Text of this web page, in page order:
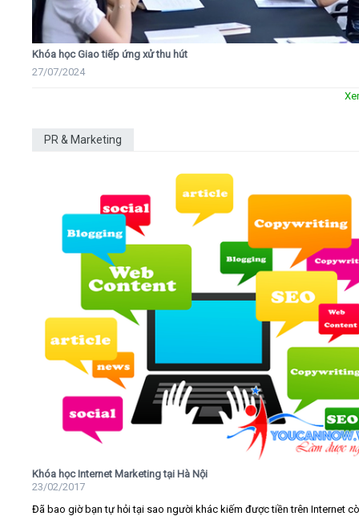
Khóa học Giao tiếp ứng xử thu hút
27/07/2024
PR & Marketing
Khóa học Internet Marketing tại Hà Nội
23/02/2017
Đã bao giờ bạn tự hỏi tại sao người khác kiếm được tiền trên Internet